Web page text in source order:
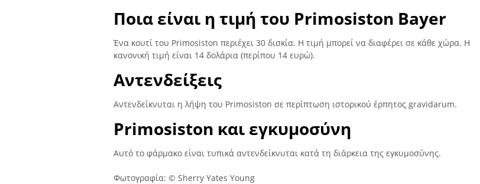
Ποια είναι η τιμή του Primosiston Bayer
Ένα κουτί του Primosiston περιέχει 30 δισκία. Η τιμή μπορεί να διαφέρει σε κάθε χώρα. Η
κανονική τιμή είναι 14 δολάρια (περίπου 14 ευρώ).
Αντενδείξεις
Αντενδείκνυται η λήψη του Primosiston σε περίπτωση ιστορικού έρπητος gravidarum.
Primosiston και εγκυμοσύνη
Αυτό το φάρμακο είναι τυπικά αντενδείκνυται κατά τη διάρκεια της εγκυμοσύνης.
Φωτογραφία: © Sherry Yates Young